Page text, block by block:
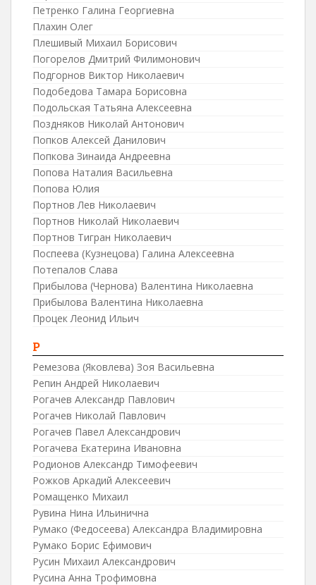
Петренко Галина Георгиевна
Плахин Олег
Плешивый Михаил Борисович
Погорелов Дмитрий Филимонович
Подгорнов Виктор Николаевич
Подобедова Тамара Борисовна
Подольская Татьяна Алексеевна
Поздняков Николай Антонович
Попков Алексей Данилович
Попкова Зинаида Андреевна
Попова Наталия Васильевна
Попова Юлия
Портнов Лев Николаевич
Портнов Николай Николаевич
Портнов Тигран Николаевич
Поспеева (Кузнецова) Галина Алексеевна
Потепалов Слава
Прибылова (Чернова) Валентина Николаевна
Прибылова Валентина Николаевна
Процек Леонид Ильич
Р
Ремезова (Яковлева) Зоя Васильевна
Репин Андрей Николаевич
Рогачев Александр Павлович
Рогачев Николай Павлович
Рогачев Павел Александрович
Рогачева Екатерина Ивановна
Родионов Александр Тимофеевич
Рожков Аркадий Алексеевич
Ромащенко Михаил
Рувина Нина Ильинична
Румако (Федосеева) Александра Владимировна
Румако Борис Ефимович
Русин Михаил Александрович
Русина Анна Трофимовна